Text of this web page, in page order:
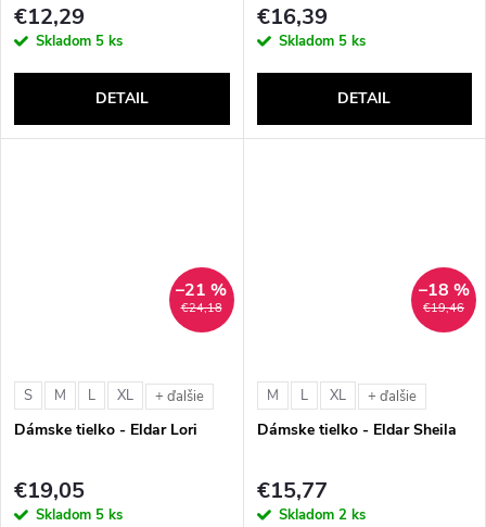
€12,29
Skladom 5 ks
DETAIL
€16,39
Skladom 5 ks
DETAIL
€24,18
–21 %
S M L XL + ďalšie
Dámske tielko - Eldar Lori
€19,05
Skladom 5 ks
€19,46
–18 %
M L XL + ďalšie
Dámske tielko - Eldar Sheila
€15,77
Skladom 2 ks